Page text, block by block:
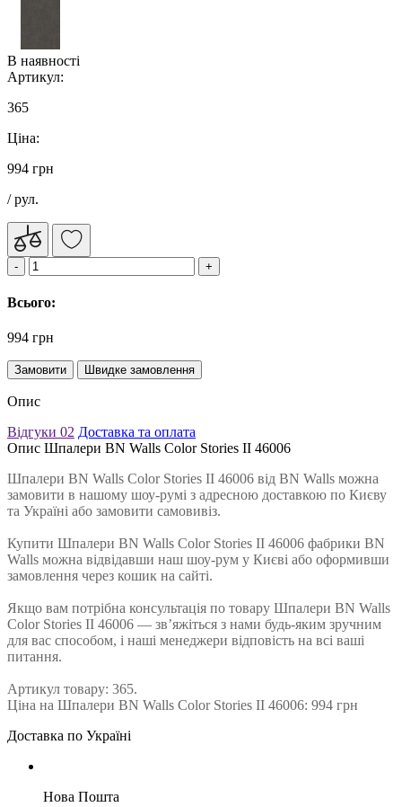
В наявності
Артикул:
365
Ціна:
994 грн
/ рул.
Всього:
994 грн
Замовити Швидке замовлення
Опис
Відгуки 02 Доставка та оплата
Опис Шпалери BN Walls Color Stories II 46006
Шпалери BN Walls Color Stories II 46006 від BN Walls можна
замовити в нашому шоу-румі з адресною доставкою по Києву
та Україні або замовити самовивіз.
Купити Шпалери BN Walls Color Stories II 46006 фабрики BN
Walls можна відвідавши наш шоу-рум у Києві або оформивши
замовлення через кошик на сайті.
Якщо вам потрібна консультація по товару Шпалери BN Walls
Color Stories II 46006 — зв’яжіться з нами будь-яким зручним
для вас способом, і наші менеджери відповість на всі ваші
питання.
Артикул товару: 365.
Ціна на Шпалери BN Walls Color Stories II 46006: 994 грн
Доставка по Україні
Нова Пошта